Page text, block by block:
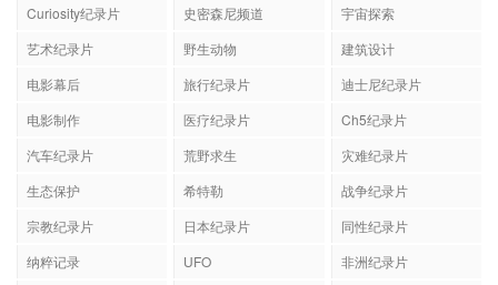
Curiosity纪录片
史密森尼频道
宇宙探索
艺术纪录片
野生动物
建筑设计
电影幕后
旅行纪录片
迪士尼纪录片
电影制作
医疗纪录片
Ch5纪录片
汽车纪录片
荒野求生
灾难纪录片
生态保护
希特勒
战争纪录片
宗教纪录片
日本纪录片
同性纪录片
纳粹记录
UFO
非洲纪录片